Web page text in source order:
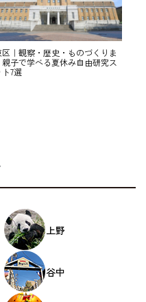
｜観察・歴史・ものづくりま
子で学べる夏休み自由研究ス
7選
上野
谷中